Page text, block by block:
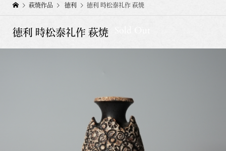
萩焼作品 徳利 徳利 時松泰礼作 萩焼
徳利 時松泰礼作 萩焼